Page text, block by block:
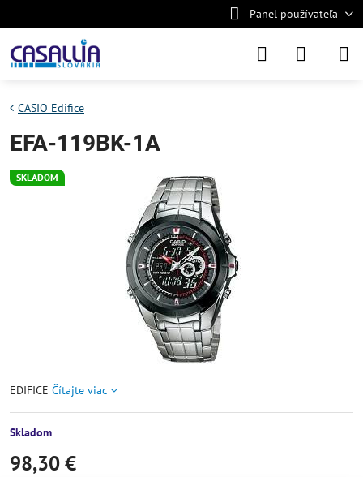
Panel používateľa
SKLADOM
CASIO Edifice
EFA-119BK-1A
EDIFICE Čítajte viac
Skladom
98,30 €